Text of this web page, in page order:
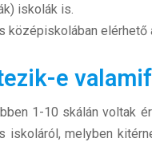
iskolák is.
középiskolában
e
1-10 skálán voltak
iskoláról, melyben